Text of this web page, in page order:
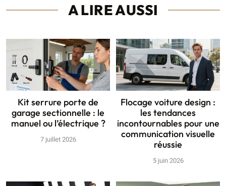
A LIRE AUSSI
Kit serrure porte de
garage sectionnelle : le
manuel ou l’électrique ?
7 juillet 2026
Flocage voiture design :
les tendances
incontournables pour une
communication visuelle
réussie
5 juin 2026